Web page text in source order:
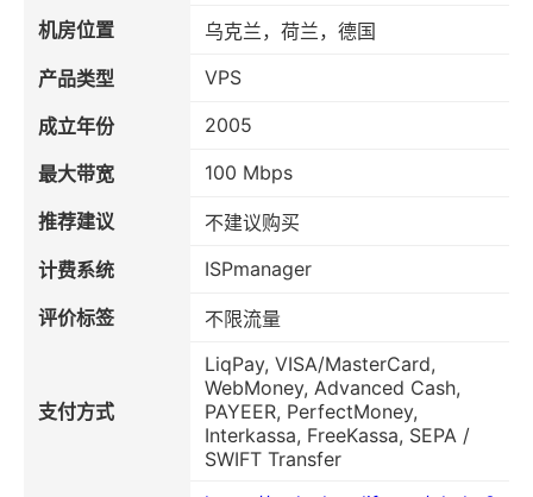
机房位置
乌克兰，荷兰，德国
产品类型
VPS
成立年份 2005
最大带宽 100 Mbps
推荐建议
不建议购买
计费系统
ISPmanager
评价标签 不限流量
支付方式
LiqPay, VISA/MasterCard,
WebMoney, Advanced Cash,
PAYEER, PerfectMoney,
Interkassa, FreeKassa, SEPA /
SWIFT Transfer